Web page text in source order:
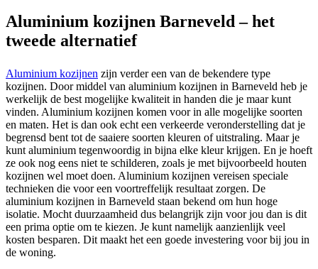
Aluminium kozijnen Barneveld – het
tweede alternatief
Aluminium kozijnen zijn verder een van de bekendere type
kozijnen. Door middel van aluminium kozijnen in Barneveld heb je
werkelijk de best mogelijke kwaliteit in handen die je maar kunt
vinden. Aluminium kozijnen komen voor in alle mogelijke soorten
en maten. Het is dan ook echt een verkeerde veronderstelling dat je
begrensd bent tot de saaiere soorten kleuren of uitstraling. Maar je
kunt aluminium tegenwoordig in bijna elke kleur krijgen. En je hoeft
ze ook nog eens niet te schilderen, zoals je met bijvoorbeeld houten
kozijnen wel moet doen. Aluminium kozijnen vereisen speciale
technieken die voor een voortreffelijk resultaat zorgen. De
aluminium kozijnen in Barneveld staan bekend om hun hoge
isolatie. Mocht duurzaamheid dus belangrijk zijn voor jou dan is dit
een prima optie om te kiezen. Je kunt namelijk aanzienlijk veel
kosten besparen. Dit maakt het een goede investering voor bij jou in
de woning.